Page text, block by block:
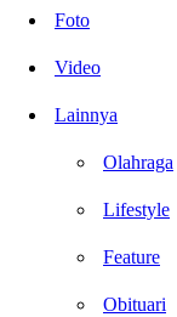
Foto
Video
Lainnya
Olahraga
Lifestyle
Feature
Obituari